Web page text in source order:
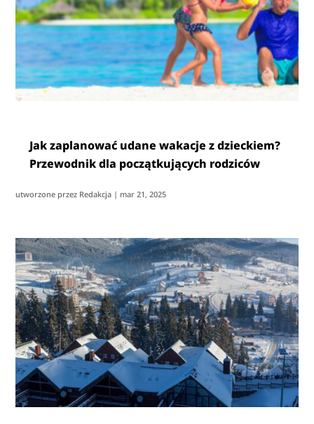
Jak zaplanować udane wakacje z dzieckiem?
Przewodnik dla początkujących rodziców
utworzone przez Redakcja | mar 21, 2025